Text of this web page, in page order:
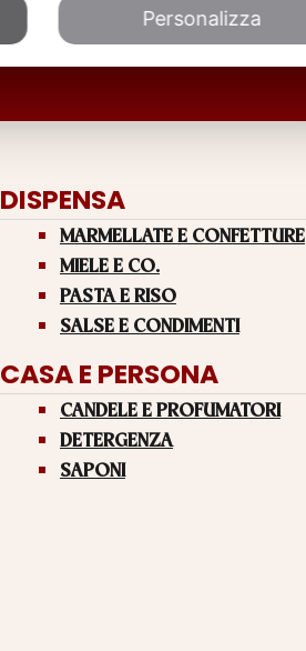
DISPENSA
MARMELLATE E CONFETTURE
MIELE E CO.
PASTA E RISO
SALSE E CONDIMENTI
CASA E PERSONA
CANDELE E PROFUMATORI
DETERGENZA
SAPONI
Personalizza